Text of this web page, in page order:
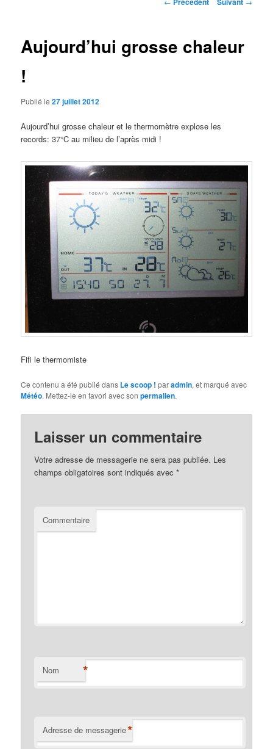
Aujourd’hui grosse chaleur
!
Publié le27 juillet 2012
Aujourd’hui grosse chaleur et le thermomètre explose les
records: 37°C au milieu de l’après midi !
Fifi le thermomiste
Ce contenu a été publié dans Le scoop ! paradmin, et marqué avec
Météo. Mettez-le en favori avec sonpermalien.
Laisser un commentaire
Votre adresse de messagerie ne sera pas publiée. Les
champs obligatoires sont indiqués avec*
Commentaire
Nom *
Adresse de messagerie*